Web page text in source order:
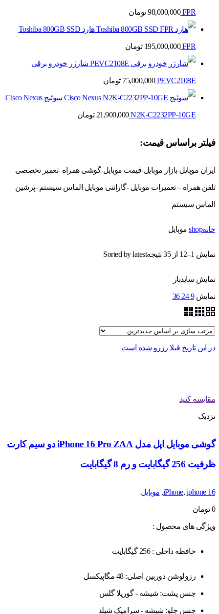
FPR
98,000,000 تومان
هارد Toshiba 800GB SSD
FPR
195,000,000 تومان
شارژر خودرو برقی
PEVC2108E
75,000,000 تومان
سوئیچ Cisco Nexus
N2K-C2232PP-10GE
21,900,000 تومان
فیلتر براساس قیمت:
ایران موبایل-بازار موبایل-قیمت موبایل-گوشی همراه -تعمیر تخصصی
تلفن همراه – تعمیرات موبایل -گارانتی موبایل الماس سیستم -پرشین
الماس سیستم
خانهshop موبایل
نمایش 1–12 از 35 نتیجه Sorted by latest
نمایش سایدبار
نمایش 9
24
36
در این تاریخ قبلا رزرو شده است
مقایسه کنید
نزدیک
گوشی موبایل اپل مدل iPhone 16 Pro ZAA دو سیم کارت
ظرفیت 256 گیگابایت و رم 8 گیگابایت
iPhone, iphone 16
, موبایل
0 تومان
ویژگی های محصول :
حافظه داخلی : 256 گیگابایت
رزولوشن دوربین اصلی: 48 مگاپیکسل
جنس پشت: شیشه - گوریلا گلس
جنس جلو: شیشه - سرامیک شیلد